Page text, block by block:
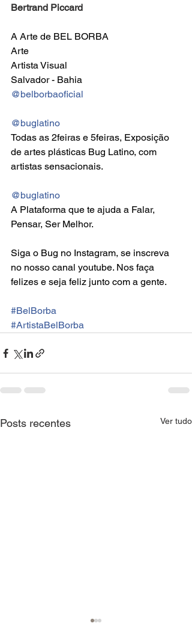
Bertrand Piccard
A Arte de BEL BORBA
Arte
Artista Visual
Salvador - Bahia
@belborbaoficial
@buglatino
Todas as 2feiras e 5feiras, Exposição
de artes plásticas Bug Latino, com
artistas sensacionais.
@buglatino
A Plataforma que te ajuda a Falar,
Pensar, Ser Melhor.
Siga o Bug no Instagram, se inscreva
no nosso canal youtube. Nos faça
felizes e seja feliz junto com a gente.
#BelBorba
#ArtistaBelBorba
Posts recentes Ver tudo